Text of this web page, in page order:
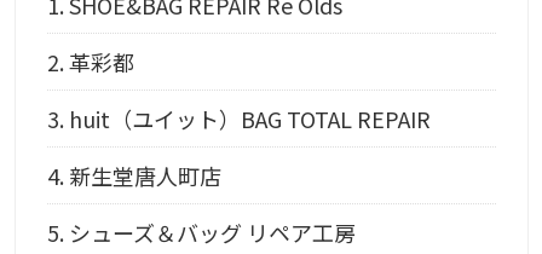
2.革彩都
3.huit（ユイット）BAG TOTAL REPAIR
4.新生堂唐人町店
5.シューズ＆バッグ リペア工房